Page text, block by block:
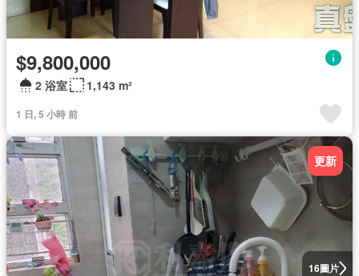
$9,800,000
2 浴室 1,143 m²
1 日, 5 小時 前
16圖片
更新